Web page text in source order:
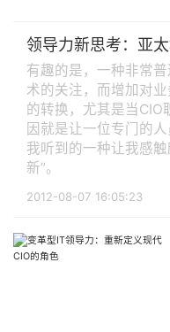
领导力新思考：亚
有趣的是，一种非常
术的关注，而增加对
的转换，尤其是当
因就是让一位专门的
我听到的一种让我感
新”。
2012-08-07 16:05:23